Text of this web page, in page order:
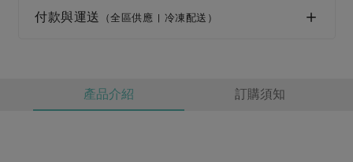
付款與運送 （全區供應 | 冷凍配送）
產品介紹 訂購須知